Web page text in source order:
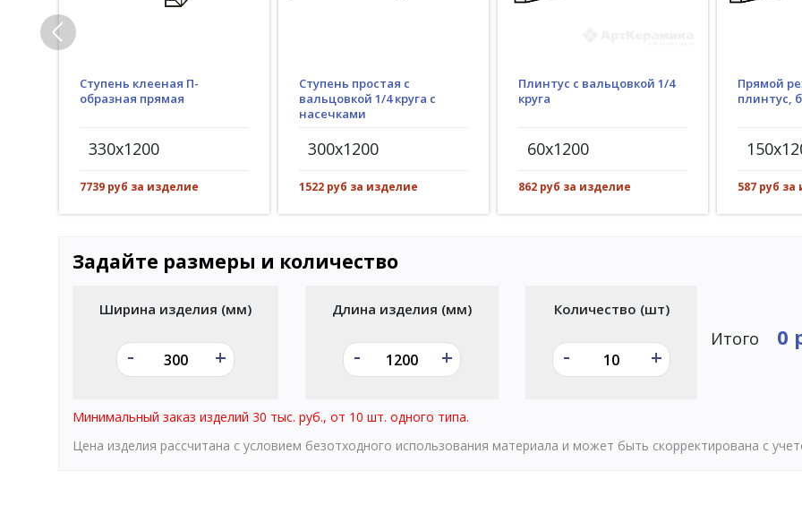
Ступень клееная П-
образная прямая
330x1200
7739 руб за изделие
Ступень простая с
вальцовкой 1/4 круга с
насечками
300x1200
1522 руб за изделие
Плинтус с вальцовкой 1/4
круга
60x1200
862 руб за изделие
Прямой
плинтус,
587 руб
Задайте размеры и количество
Ширина изделия (мм)
- +
Длина изделия (мм)
- +
Количество (шт)
- +
Итого 0
Минимальный заказ изделий 30 тыс. руб., от 10 шт. одного типа.
Цена изделия рассчитана с условием безотходного использования материала и может быть скорректирована с